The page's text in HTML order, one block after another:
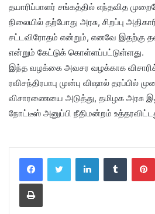
தயாரிப்பாளர் சங்கத்தில் எந்தவித
நிலையில் தற்போது அரசு, சிறப்பு
சட்டவிரோதம் என்றும், எனவே இதற்கு
என்றும் கேட்டுக் கொள்ளப்பட்டுள்ளது.
இந்த வழக்கை அவசர வழக்காக
ரவிசந்திரபாபு முன்பு விஷால் தரப்பில்
விசாரணையை அடுத்து, தமிழக அரசு
நோட்டீஸ் அனுப்பி நீதிமன்றம்
LinkedInTumblr
Print